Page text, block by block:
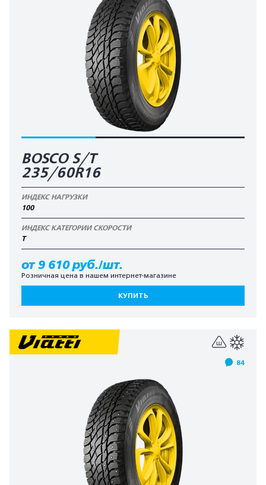
BOSCO S/T
235/60R16
ИНДЕКС НАГРУЗКИ
100
ИНДЕКС КАТЕГОРИИ СКОРОСТИ
T
от 9 610 руб./шт.
Розничная цена в нашем интернет-магазине
КУПИТЬ
84